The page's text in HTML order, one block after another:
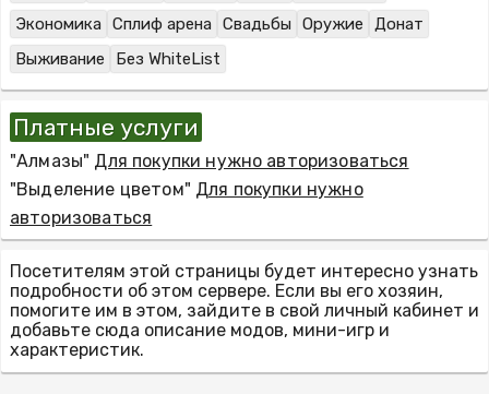
Экономика Сплиф арена Свадьбы Оружие
Донат
Выживание
Без WhiteList
Платные услуги
"Алмазы" Для покупки нужно авторизоваться
"Выделение цветом" Для покупки нужно
авторизоваться
Посетителям этой страницы будет интересно узнать
подробности об этом сервере. Если вы его хозяин,
помогите им в этом, зайдите в свой личный кабинет и
добавьте сюда описание модов, мини-игр и
характеристик.